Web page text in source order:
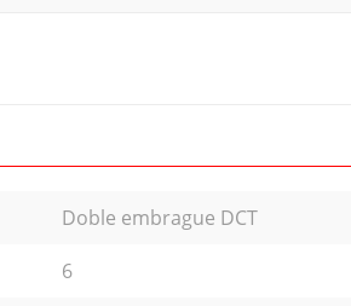
Doble embrague DCT
6